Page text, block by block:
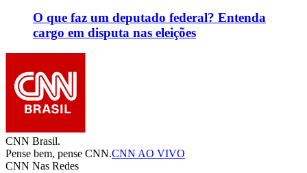
O que faz um deputado federal? Entenda
cargo em disputa nas eleições
CNN Brasil.
Pense bem, pense CNN.CNN AO VIVO
CNN Nas Redes